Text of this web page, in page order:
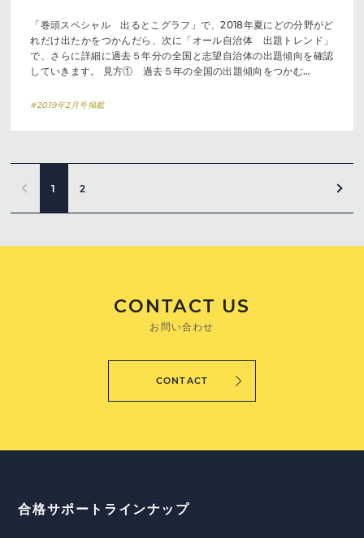
「巻頭スペシャル 出るとこグラフ」で、2018年夏にどの分野がど
れだけ出たかをつかんだら、次に「オール自治体 出題トレンド」
で、さらに詳細に過去５年分の全国と志望自治体の出題傾向を確認
していきます。 見方① 過去５年の全国の出題傾向をつかむ…
#2019年2月号掲載
1 2
CONTACT US
お問い合わせ
CONTACT
合格サポートラインナップ